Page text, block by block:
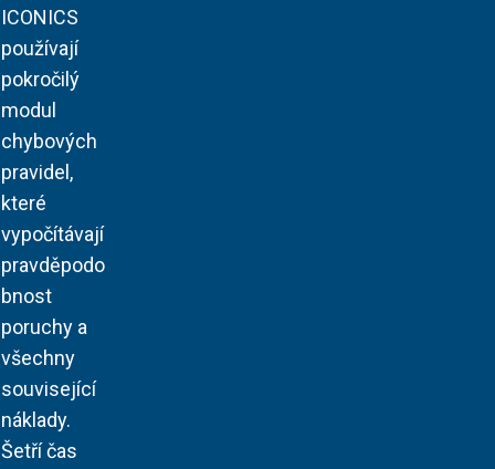
ICONICS
používají
pokročilý
modul
chybových
pravidel,
které
vypočítávají
pravděpodo
bnost
poruchy a
všechny
související
náklady.
Šetří čas